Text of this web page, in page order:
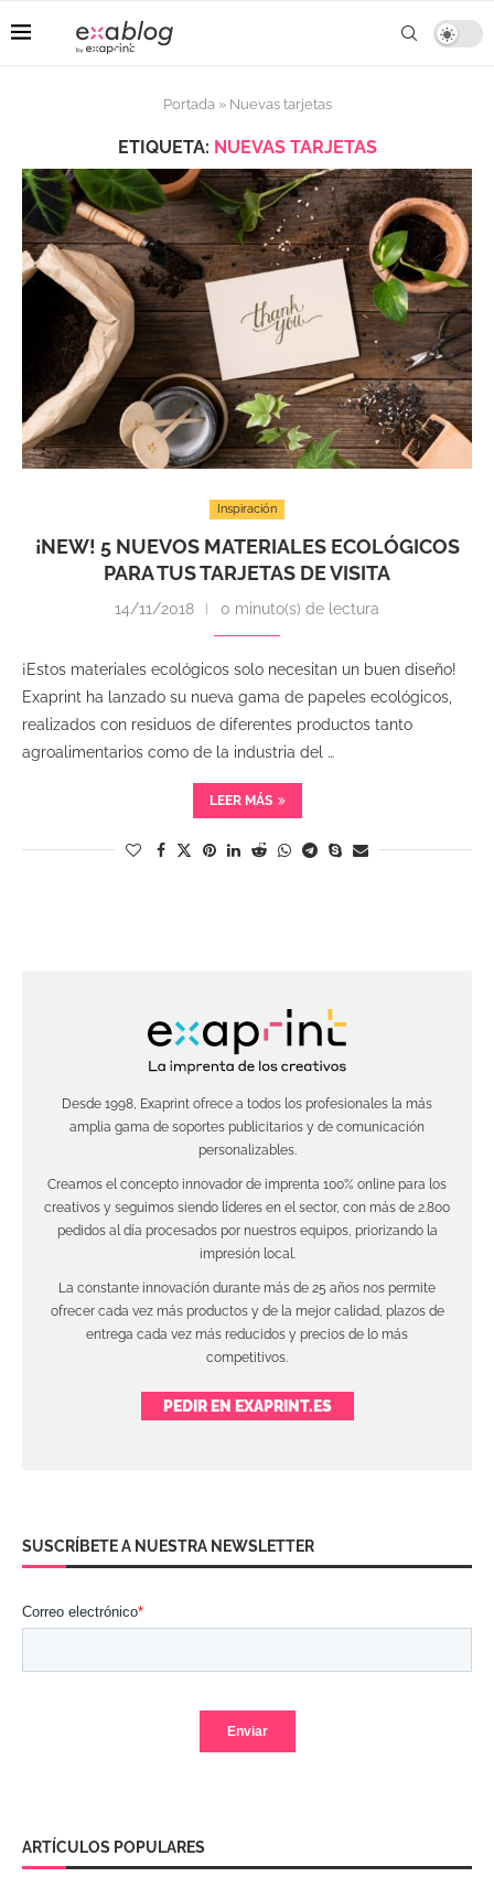
Portada» Nuevas tarjetas
ETIQUETA: NUEVAS TARJETAS
Inspiración
¡NEW! 5 NUEVOS MATERIALES ECOLÓGICOS
PARA TUS TARJETAS DE VISITA
14/11/2018 0 minuto(s) de lectura
¡Estos materiales ecológicos solo necesitan un buen diseño!
Exaprint ha lanzado su nueva gama de papeles ecológicos,
realizados con residuos de diferentes productos tanto
agroalimentarios como de la industria del …
LEER MÁS
Desde 1998, Exaprint ofrece a todos los profesionales la más
amplia gama de soportes publicitarios y de comunicación
personalizables.
Creamos el concepto innovador de imprenta 100% online para los
creativos y seguimos siendo líderes en el sector, con más de 2.800
pedidos al día procesados por nuestros equipos, priorizando la
impresión local.
La constante innovación durante más de 25 años nos permite
ofrecer cada vez más productos y de la mejor calidad, plazos de
entrega cada vez más reducidos y precios de lo más
competitivos.
PEDIR EN EXAPRINT.ES
SUSCRÍBETE A NUESTRA NEWSLETTER
ARTÍCULOS POPULARES